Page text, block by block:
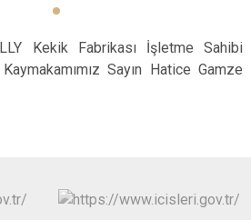
Kekik Fabrikası İşletme Sahibi
Sayın Hatice Gamze